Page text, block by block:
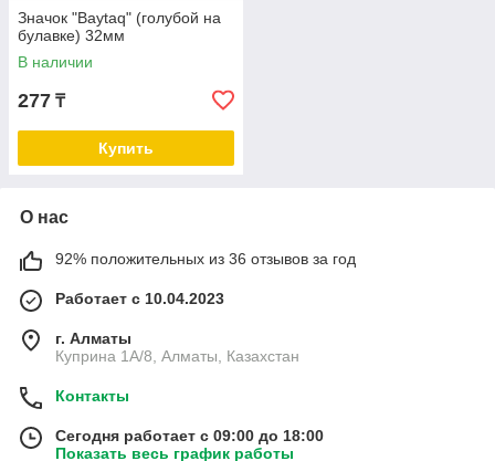
Значок "Baytaq" (голубой на
булавке) 32мм
В наличии
277 ₸
Купить
О нас
92% положительных из 36 отзывов за год
Работает с 10.04.2023
г. Алматы
Куприна 1A/8, Алматы, Казахстан
Контакты
Сегодня работает с 09:00 до 18:00
Показать весь график работы